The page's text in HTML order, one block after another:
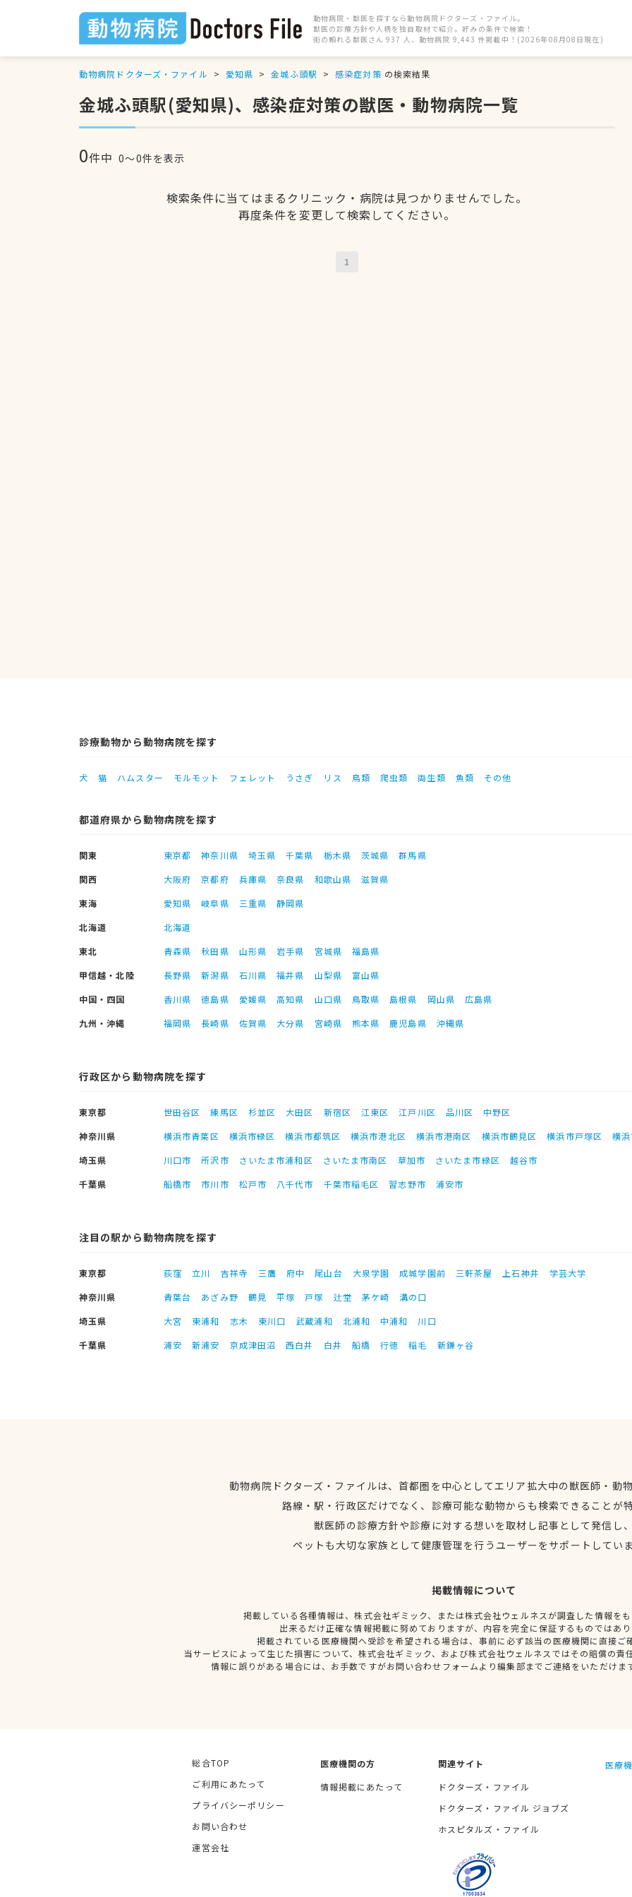
動物病院・獣医を探すなら動物病院ドクターズ・ファイル。
獣医の診療方針や人柄を独自取材で紹介。好みの条件で検索！
街の頼れる獣医さん 937 人、動物病院 9,443 件掲載中！(2026年08月08日現在)
動物病院ドクターズ・ファイル 愛知県 金城ふ頭駅 感染症対策 の検索結果
金城ふ頭駅(愛知県)、感染症対策の獣医・動物病院一覧
0件中 0〜0件を表示
検索条件に当てはまるクリニック・病院は見つかりませんでした。
再度条件を変更して検索してください。
1
診療動物から動物病院を探す
犬 猫 ハムスター モルモット フェレット うさぎ リス 鳥類 爬虫類 両生類 魚類 その他
都道府県から動物病院を探す
関東 東京都 神奈川県 埼玉県 千葉県 栃木県 茨城県
群馬県
関西
大阪府 京都府 兵庫県 奈良県 和歌山県
滋賀県
東海
愛知県 岐阜県 三重県
静岡県
北海道
北海道
東北
青森県 秋田県 山形県 岩手県 宮城県
福島県
甲信越・北陸
長野県 新潟県 石川県 福井県 山梨県
富山県
中国・四国
香川県 徳島県 愛媛県 高知県 山口県 鳥取県 島根県 岡山県
広島県
九州・沖縄
福岡県 長崎県 佐賀県 大分県 宮崎県 熊本県 鹿児島県 沖縄県
行政区から動物病院を探す
東京都 世田谷区 練馬区 杉並区 大田区 新宿区 江東区 江戸川区 品川区
中野区
神奈川県
横浜市青葉区 横浜市緑区 横浜市都筑区 横浜市港北区 横浜市港南区 横浜市鶴見区 横浜市戸塚区
横
埼玉県
川口市 所沢市 さいたま市浦和区 さいたま市南区 草加市 さいたま市緑区
越谷市
千葉県
船橋市 市川市 松戸市 八千代市 千葉市稲毛区 習志野市 浦安市
注目の駅から動物病院を探す
東京都 荻窪 立川 吉祥寺 三鷹 府中 尾山台 大泉学園 成城学園前 三軒茶屋 上石神井
学芸大学
神奈川県
青葉台 あざみ野 鶴見 平塚 戸塚 辻堂 茅ケ崎
溝の口
埼玉県
大宮 東浦和 志木 東川口 武蔵浦和 北浦和 中浦和
川口
千葉県
浦安 新浦安 京成津田沼 西白井 白井 船橋 行徳 稲毛 新鎌ヶ谷
動物病院ドクターズ・ファイルは、首都圏を中心としてエリア拡大中の獣医師・動
路線・駅・行政区だけでなく、診療可能な動物からも検索できることが
獣医師の診療方針や診療に対する想いを取材し記事として発信し
ペットも大切な家族として健康管理を行うユーザーをサポートしてい
掲載情報について
掲載している各種情報は、株式会社ギミック、または株式会社ウェルネスが調査した情報を
出来るだけ正確な情報掲載に努めておりますが、内容を完全に保証するものではあ
掲載されている医療機関へ受診を希望される場合は、事前に必ず該当の医療機関に直接ご
当サービスによって生じた損害について、株式会社ギミック、および株式会社ウェルネスではその賠償の責
情報に誤りがある場合には、お手数ですがお問い合わせフォームより編集部までご連絡をいただけま
総合TOP
ご利用にあたって
プライバシーポリシー
お問い合わせ
運営会社
医療機関の方
情報掲載にあたって
関連サイト
ドクターズ・ファイル
ドクターズ・ファイル ジョブズ
ホスピタルズ・ファイル
医療